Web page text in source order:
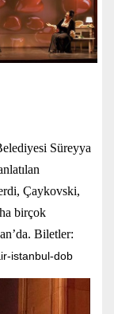
Süreyya
Çaykovski,
birçok
Biletler:
istanbul-dob